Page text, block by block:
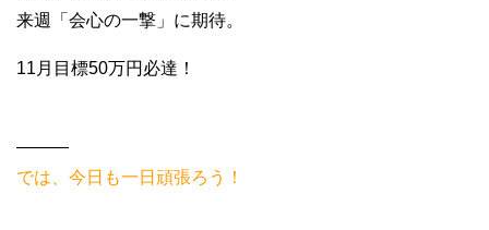
来週「会心の一撃」に期待。
11月目標50万円必達！
———
では、今日も一日頑張ろう！